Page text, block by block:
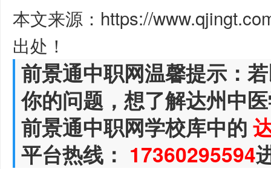
本文来源：https://
出处！
前景通中职网温馨提示：
你的问题，想了解达州中
前景通中职网学校库中的
平台热线： 17360295594